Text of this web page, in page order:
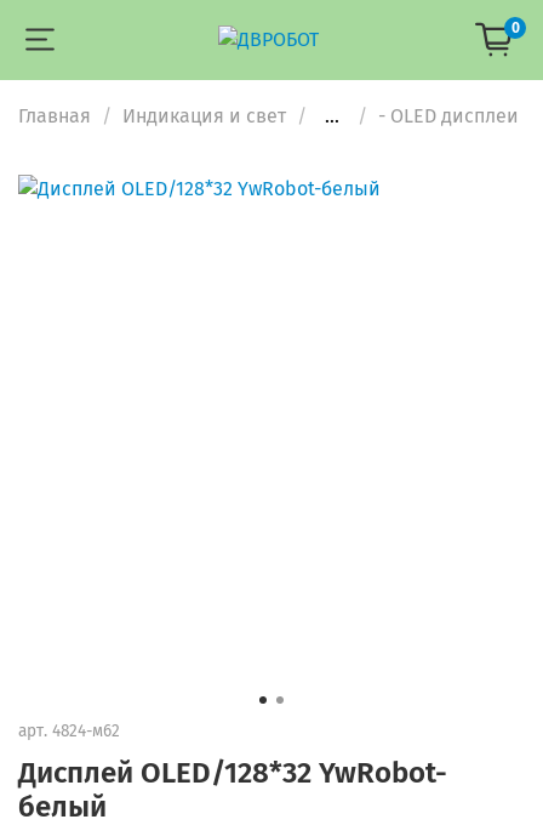
0
Главная Индикация и свет ... - OLED дисплеи
арт. 4824-м62
Дисплей OLED/128*32 YwRobot-
белый